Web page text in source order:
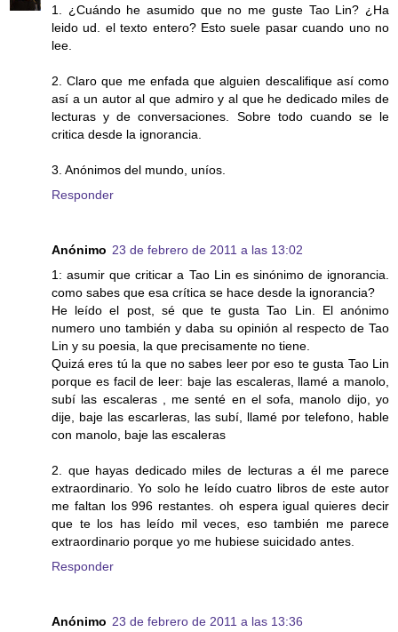
1. ¿Cuándo he asumido que no me guste Tao Lin? ¿Ha
leido ud. el texto entero? Esto suele pasar cuando uno no
lee.
2. Claro que me enfada que alguien descalifique así como
así a un autor al que admiro y al que he dedicado miles de
lecturas y de conversaciones. Sobre todo cuando se le
critica desde la ignorancia.
3. Anónimos del mundo, uníos.
Responder
Anónimo 23 de febrero de 2011 a las 13:02
1: asumir que criticar a Tao Lin es sinónimo de ignorancia.
como sabes que esa crítica se hace desde la ignorancia?
He leído el post, sé que te gusta Tao Lin. El anónimo
numero uno también y daba su opinión al respecto de Tao
Lin y su poesia, la que precisamente no tiene.
Quizá eres tú la que no sabes leer por eso te gusta Tao Lin
porque es facil de leer: baje las escaleras, llamé a manolo,
subí las escaleras , me senté en el sofa, manolo dijo, yo
dije, baje las escarleras, las subí, llamé por telefono, hable
con manolo, baje las escaleras
2. que hayas dedicado miles de lecturas a él me parece
extraordinario. Yo solo he leído cuatro libros de este autor
me faltan los 996 restantes. oh espera igual quieres decir
que te los has leído mil veces, eso también me parece
extraordinario porque yo me hubiese suicidado antes.
Responder
Anónimo 23 de febrero de 2011 a las 13:36